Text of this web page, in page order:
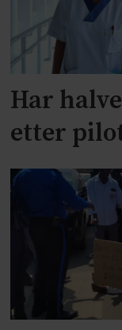
Har
etter